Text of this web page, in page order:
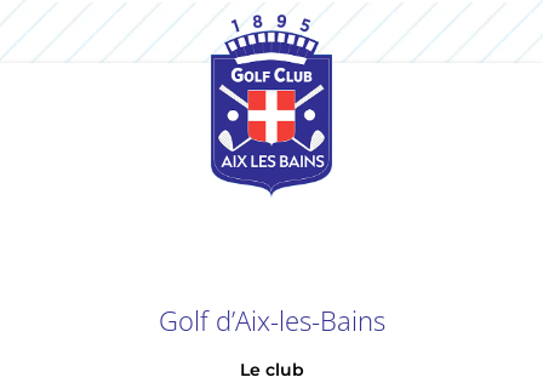
Golf d’Aix-les-Bains
Le club